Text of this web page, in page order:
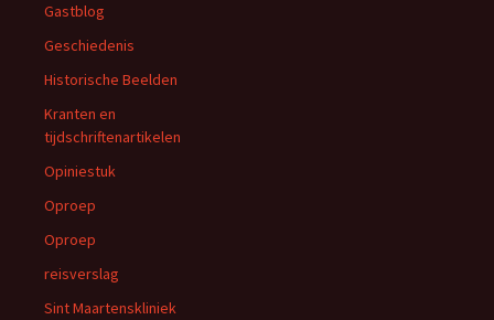
Gastblog
Geschiedenis
Historische Beelden
Kranten en
tijdschriftenartikelen
Opiniestuk
Oproep
Oproep
reisverslag
Sint Maartenskliniek